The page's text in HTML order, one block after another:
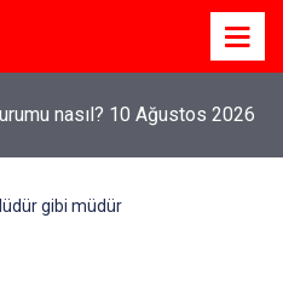
gibi müdür